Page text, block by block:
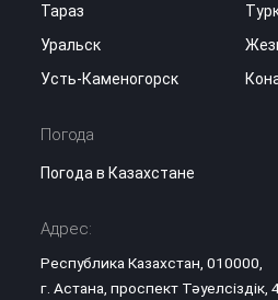
Тараз
Уральск
Усть-Каменогорск
Погода
Погода в Казахстане
Адрес:
Республика Казахстан, 010000,
г. Астана, проспект Тәуелсіздік,